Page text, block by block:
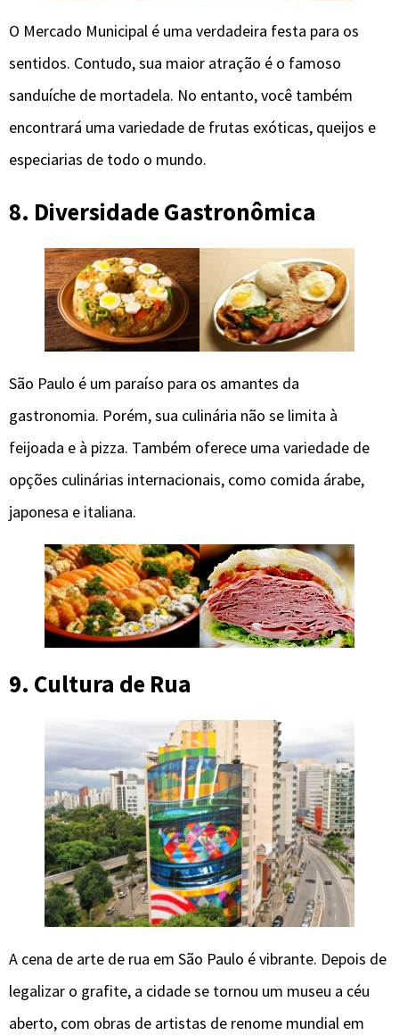
O Mercado Municipal é uma verdadeira festa para os
sentidos. Contudo, sua maior atração é o famoso
sanduíche de mortadela. No entanto, você também
encontrará uma variedade de frutas exóticas, queijos e
especiarias de todo o mundo.
8. Diversidade Gastronômica
São Paulo é um paraíso para os amantes da
gastronomia. Porém, sua culinária não se limita à
feijoada e à pizza. Também oferece uma variedade de
opções culinárias internacionais, como comida árabe,
japonesa e italiana.
9. Cultura de Rua
A cena de arte de rua em São Paulo é vibrante. Depois de
legalizar o grafite, a cidade se tornou um museu a céu
aberto, com obras de artistas de renome mundial em